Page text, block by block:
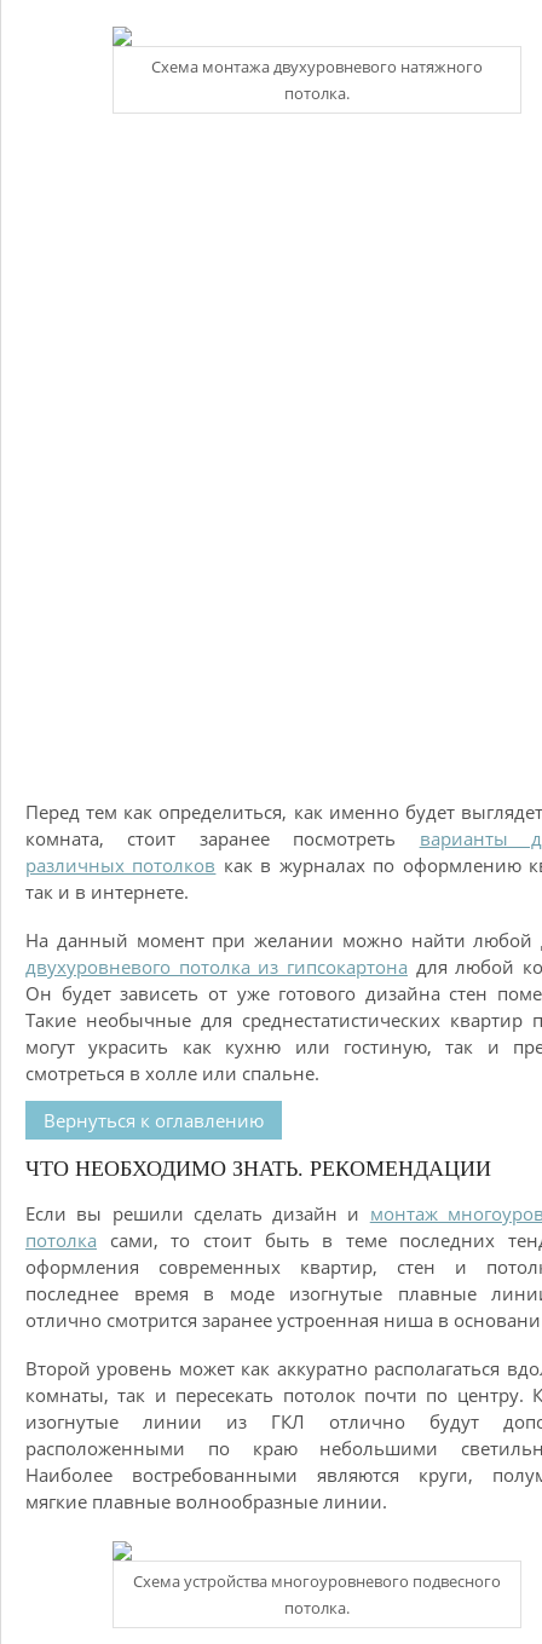
Схема монтажа двухуровневого натяжного
потолка.
Перед тем как определиться, как именно будет
комната, стоит заранее посмотреть варианты
различных потолков как в журналах по оформлению
так и в интернете.
На данный момент при желании можно найти любой
двухуровневого потолка из гипсокартона для любой
Он будет зависеть от уже готового дизайна стен
Такие необычные для среднестатистических квартир
могут украсить как кухню или гостиную, так и
смотреться в холле или спальне.
Вернуться к оглавлению
ЧТО НЕОБХОДИМО ЗНАТЬ. РЕКОМЕНДАЦИИ
Если вы решили сделать дизайн и монтаж
потолка сами, то стоит быть в теме последних
оформления современных квартир, стен и
последнее время в моде изогнутые плавные
отлично смотрится заранее устроенная ниша в
Второй уровень может как аккуратно располагаться
комнаты, так и пересекать потолок почти по центру.
изогнутые линии из ГКЛ отлично будут
расположенными по краю небольшими
Наиболее востребованными являются круги,
мягкие плавные волнообразные линии.
Схема устройства многоуровневого подвесного
потолка.